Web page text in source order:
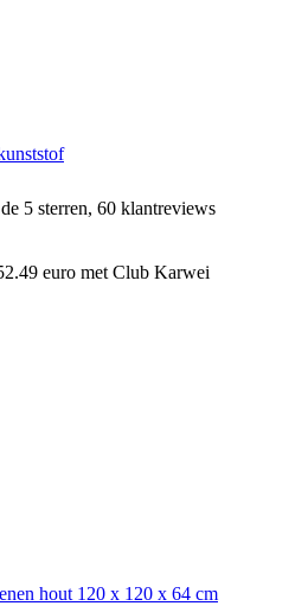
5 sterren, 60 klantreviews
euro met Club Karwei
hout 120 x 120 x 64 cm